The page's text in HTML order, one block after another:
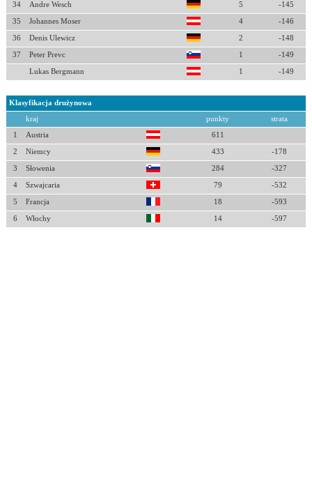
34 Andre Wesch 5 -145
35 Johannes Moser 4 -146
36 Denis Ulewicz 2 -148
37 Peter Prevc 1 -149
Lukas Bergmann 1 -149
Klasyfikacja drużynowa
kraj punkty strata
1 Austria 611
2 Niemcy 433 -178
3 Słowenia 284 -327
4 Szwajcaria 79 -532
5 Francja 18 -593
6 Włochy 14 -597